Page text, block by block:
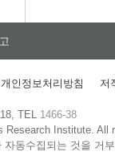
인정보처리방침 저
TEL 1466-38
Research Institute.All
동수집되는 것을 거